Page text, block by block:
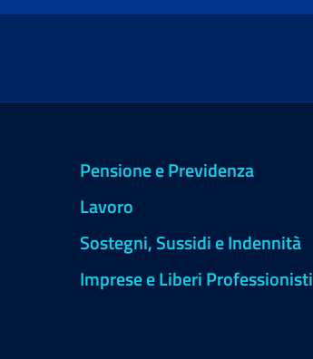
Pensione e Previdenza
Lavoro
Sostegni, Sussidi e Indennità
Imprese e Liberi Professionisti